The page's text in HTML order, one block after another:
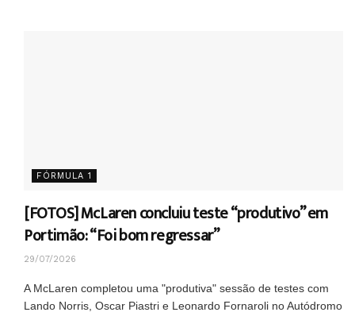
FÓRMULA 1
[FOTOS] McLaren concluiu teste “produtivo” em
Portimão: “Foi bom regressar”
29/07/2026
A McLaren completou uma "produtiva" sessão de testes com
Lando Norris, Oscar Piastri e Leonardo Fornaroli no Autódromo